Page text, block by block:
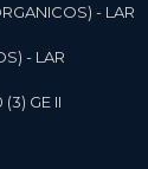
- LAR
- LAR
GE II